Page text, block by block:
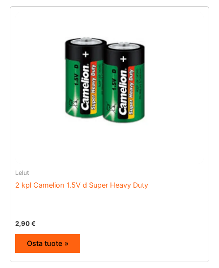
Lelut
2 kpl Camelion 1.5V d Super Heavy Duty
2,90€
Osta tuote »